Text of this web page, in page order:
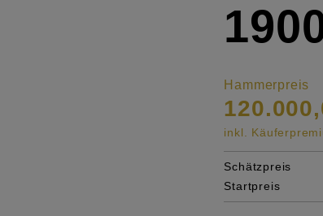
Hammerpreis
inkl.
Schätzpreis
Startpreis